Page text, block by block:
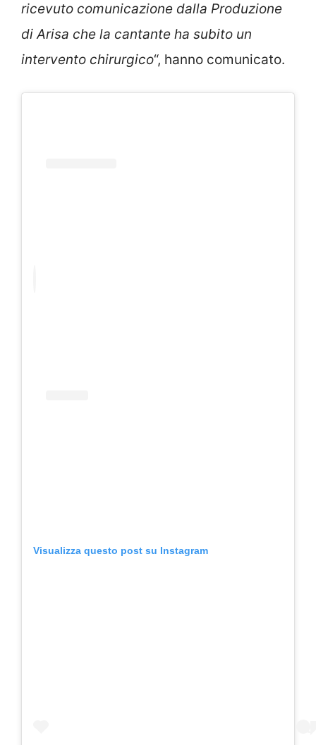
ricevuto comunicazione dalla Produzione
di Arisa che la cantante ha subito un
intervento chirurgico“, hanno comunicato.
Visualizza questo post su Instagram